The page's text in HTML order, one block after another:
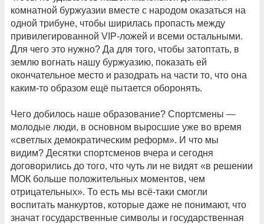
комнатной буржуазии вместе с народом оказаться на
одной трибуне, чтобы ширилась пропасть между
привилегированной VIP-ложей и всеми остальными.
Для чего это нужно? Да для того, чтобы затоптать, в
землю вогнать нашу буржуазию, показать ей
окончательное место и разодрать на части то, что она
каким-то образом ещё пытается оборонять.
Чего добилось наше образование? Спортсмены —
молодые люди, в основном выросшие уже во время
«светлых демократическим реформ». И что мы
видим? Десятки спортсменов вчера и сегодня
договорились до того, что чуть ли не видят «в решении
МОК больше положительных моментов, чем
отрицательных». То есть мы всё-таки смогли
воспитать манкуртов, которые даже не понимают, что
значат государственные символы и государственная